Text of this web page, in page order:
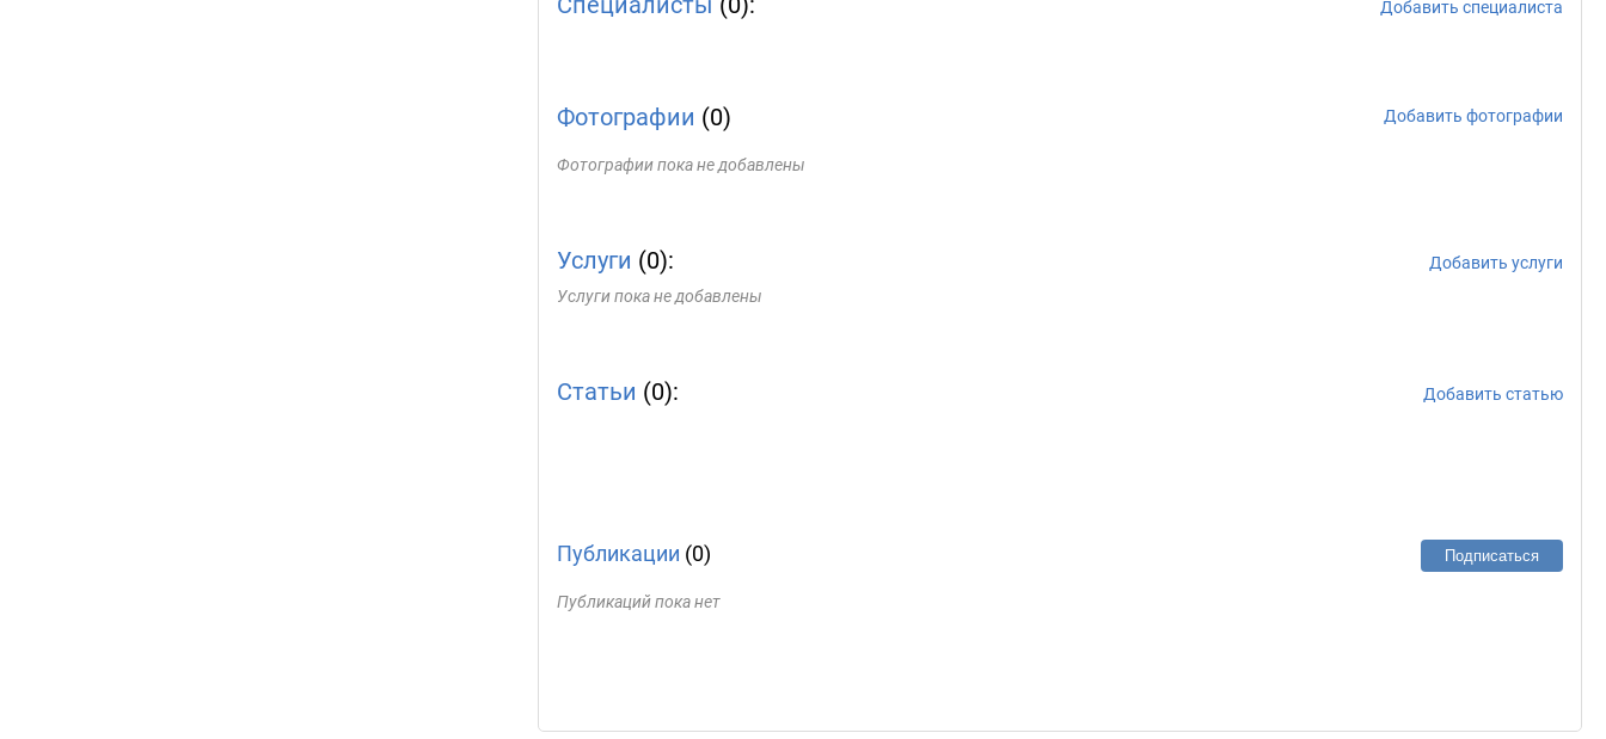
Добавить специалиста
Фотографии (0) Добавить фотографии
Фотографии пока не добавлены
Услуги (0):
Добавить услуги
Услуги пока не добавлены
Статьи (0): Добавить статью
Публикации (0) Подписаться
Публикаций пока нет